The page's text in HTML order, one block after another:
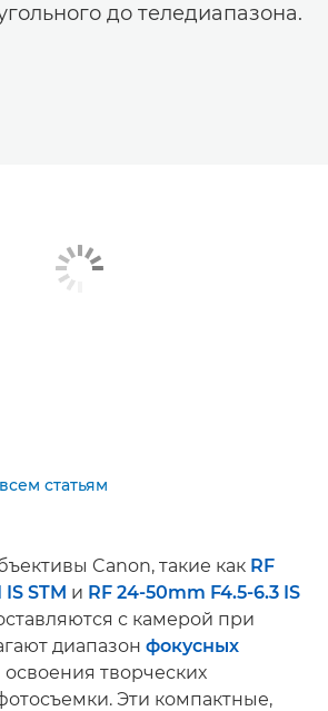
до теледиапазона.
статьям
Canon, такие как RF
STM и RF 24-50mm F4.5-6.3 IS
с камерой при
диапазон фокусных
освоения творческих
Эти компактные,